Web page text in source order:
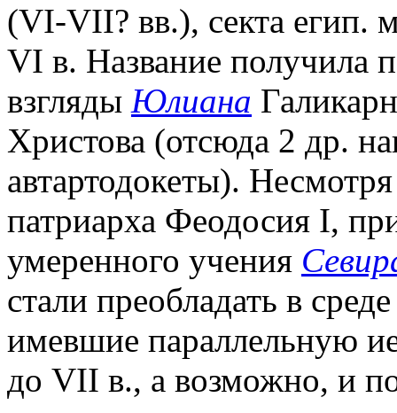
(VI-VII? вв.), секта егип.
VI в. Название получила
взгляды Юлиана
Христова (отсюда 2 др.
автартодокеты).
патриарха Феодосия I,
умеренного учения
стали преобладать в
имевшие параллельную
до VII в., а возможно, и